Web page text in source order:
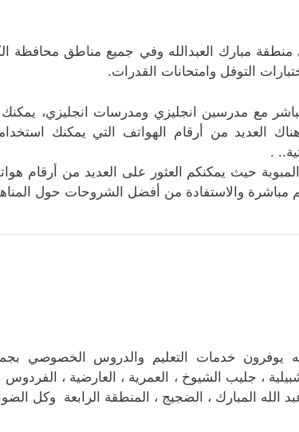
مبارك العبدالله وفي جميع مناطق محافظة
التوفل وامتحانات القدرات.
مع مدرسين انجليزي ومدرسات انجليزي، يمكنك
العديد من أرقام الهواتف التي يمكنك
.
المبوبة حيث يمكنكم العثور على العديد من أرقام
والاستفادة من أفضل الشروحات حول
يوفرون خدمات التعليم والدروس الخصوصي
، جليب الشيوخ ، العمرية ، العارضية ، الفردوس
الله المبارك ، الضجيج ، المنطقة الرابعة وكل